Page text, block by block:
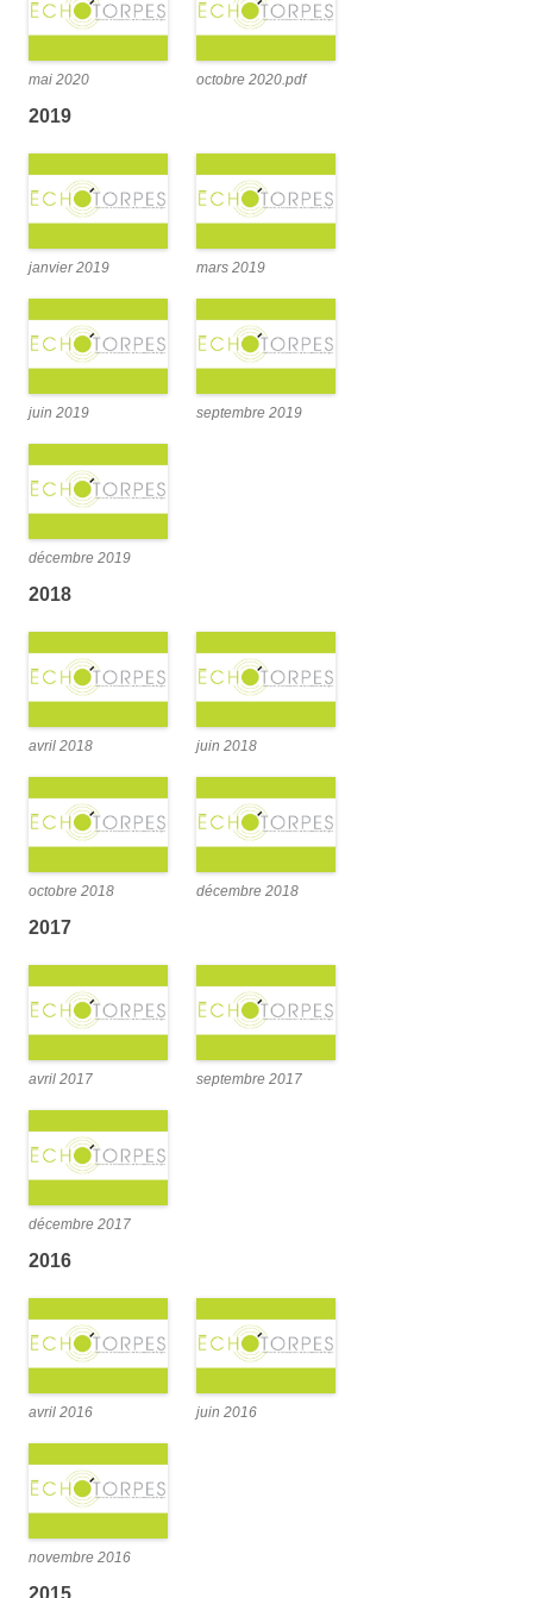
mai 2020 octobre 2020.pdf
2019
janvier 2019 mars 2019
juin 2019 septembre 2019
décembre 2019
2018
avril 2018 juin 2018
octobre 2018 décembre 2018
2017
avril 2017 septembre 2017
décembre 2017
2016
avril 2016 juin 2016
novembre 2016
2015